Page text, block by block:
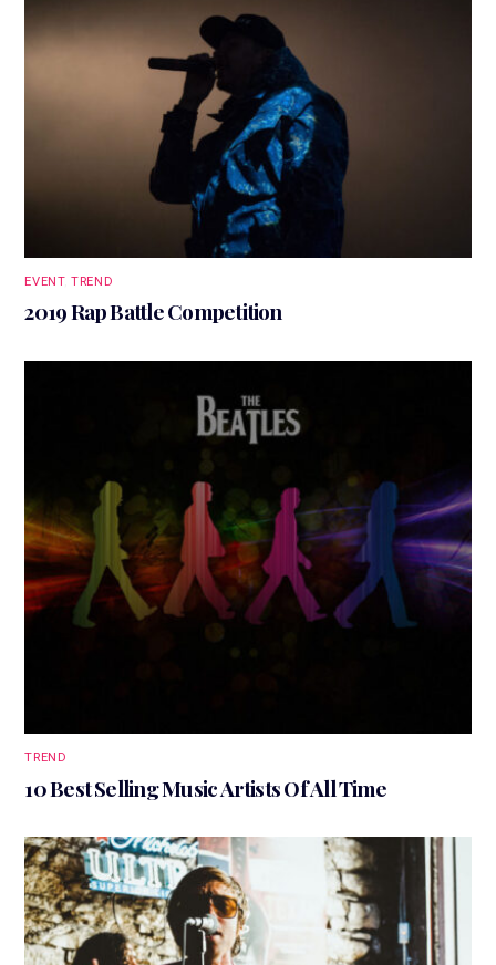
EVENT,TREND
2019 Rap Battle Competition
TREND
10 Best Selling Music Artists Of All Time